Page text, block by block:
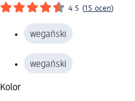
4.5 (15 ocen)
wegański
wegański
Kolor